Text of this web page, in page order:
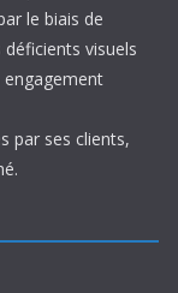
le biais de
visuels
engagement
par ses clients,